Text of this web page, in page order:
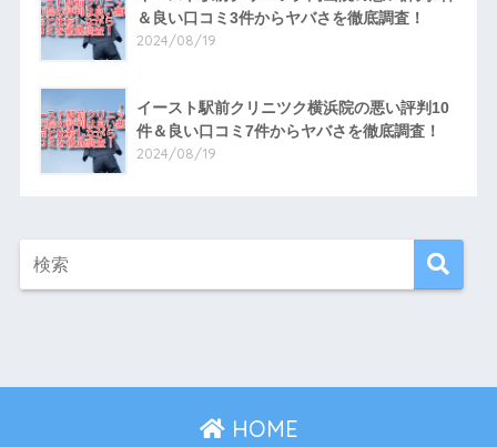
＆良い口コミ3件からヤバさを徹底調査！
2024/08/19
イースト駅前クリニツク横浜院の悪い評判10
件＆良い口コミ7件からヤバさを徹底調査！
2024/08/19
HOME